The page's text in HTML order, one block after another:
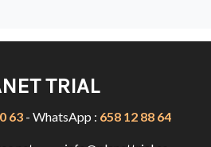
TRIAL
63- WhatsApp : 658 12 88 64